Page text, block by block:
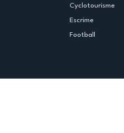
Cyclotourisme
Escrime
Football